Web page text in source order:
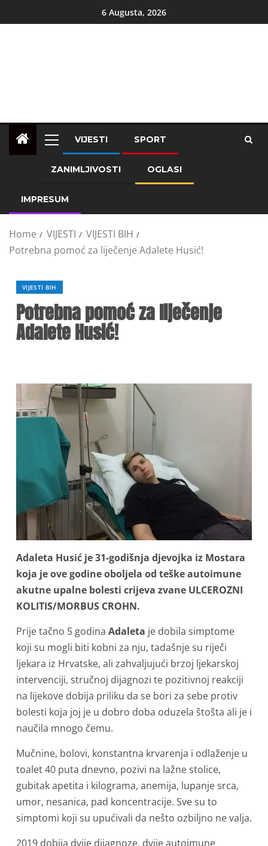
6 Augusta, 2026
VIJESTI SPORT
ZANIMLJIVOSTI OGLASI
IMPRESUM
Home VIJESTI
VIJESTI BIH
Potrebna pomoć za liječenje Adalete Husić!
VIJESTI BIH
Potrebna pomoć za liječenje
Adalete Husić!
Adaleta Husić je 31-godišnja djevojka iz Mostara
koja je ove godine oboljela od teške autoimune
akutne upalne bolesti crijeva zvane ULCEROZNI
KOLITIS/MORBUS CROHN.
Prije tačno 5 godina Adaleta je dobila simptome
koji su mogli biti kobni za nju, tadašnje su riječi
ljekara iz Hrvatske, ali zahvaljujući brzoj ljekarskoj
intervenciji, stručnoj dijagnozi te pozitivnoj reakciji
na lijekove dobija priliku da se bori za sebe protiv
bolesti koja joj je u dobro doba oduzela štošta ali je i
naučila mnogo čemu.
Mučnine, bolovi, konstantna krvarenja i odlaženje u
toalet 40 puta dnevno, pozivi na lažne stolice,
gubitak apetita i kilograma, anemija, lupanje srca,
umor, nesanica, pad koncentracije. Sve su to
simptomi koji su upućivali da nešto ozbiljno ne valja.
2019 dobija dvije dijagnoze, dvije autoimune